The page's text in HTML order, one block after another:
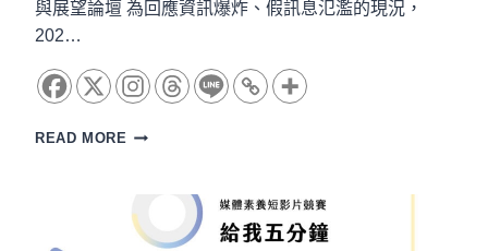
與展望論壇 為回應資訊爆炸、假訊息氾濫的現況，
202…
READ MORE 《媒
筒》
媒